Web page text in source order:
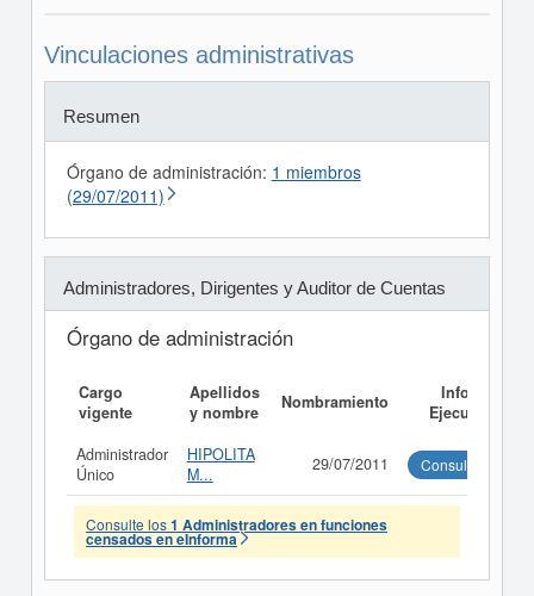
Vinculaciones administrativas
Resumen
Órgano de administración: 1 miembros
(29/07/2011)
Administradores, Dirigentes y Auditor de Cuentas
Órgano de administración
Cargo
vigente
Apellidos
y nombre
Nombramiento
Informe
Ejecutivo
Administrador
Único
HIPOLITA
M...
29/07/2011 Consultar
Consulte los1 Administradores en funciones
censados en eInforma